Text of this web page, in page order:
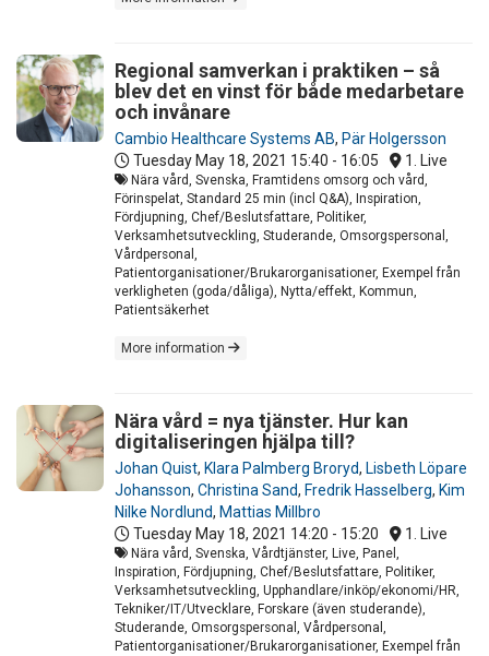
Regional samverkan i praktiken – så
blev det en vinst för både medarbetare
och invånare
Cambio Healthcare Systems AB, Pär Holgersson
Tuesday May 18, 2021 15:40 - 16:05 1. Live
Nära vård, Svenska, Framtidens omsorg och vård,
Förinspelat, Standard 25 min (incl Q&A), Inspiration,
Fördjupning, Chef/Beslutsfattare, Politiker,
Verksamhetsutveckling, Studerande, Omsorgspersonal,
Vårdpersonal,
Patientorganisationer/Brukarorganisationer, Exempel från
verkligheten (goda/dåliga), Nytta/effekt, Kommun,
Patientsäkerhet
More information
Nära vård = nya tjänster. Hur kan
digitaliseringen hjälpa till?
Johan Quist, Klara Palmberg Broryd, Lisbeth Löpare
Johansson, Christina Sand, Fredrik Hasselberg, Kim
Nilke Nordlund, Mattias Millbro
Tuesday May 18, 2021 14:20 - 15:20 1. Live
Nära vård, Svenska, Vårdtjänster, Live, Panel,
Inspiration, Fördjupning, Chef/Beslutsfattare, Politiker,
Verksamhetsutveckling, Upphandlare/inköp/ekonomi/HR,
Tekniker/IT/Utvecklare, Forskare (även studerande),
Studerande, Omsorgspersonal, Vårdpersonal,
Patientorganisationer/Brukarorganisationer, Exempel från